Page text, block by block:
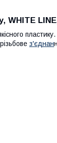
WHITE
пластику.
з'єднан